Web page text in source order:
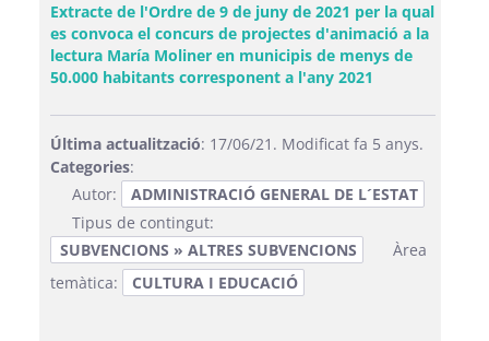
Extracte de l'Ordre de 9 de juny de 2021 per la qual
es convoca el concurs de projectes d'animació a la
lectura María Moliner en municipis de menys de
50.000 habitants corresponent a l'any 2021
Última actualització: 17/06/21. Modificat fa 5 anys.
Categories:
Autor:
ADMINISTRACIÓ GENERAL DE L´ESTAT
Tipus de contingut:
SUBVENCIONS » ALTRES SUBVENCIONS
Àrea
temàtica:
CULTURA I EDUCACIÓ